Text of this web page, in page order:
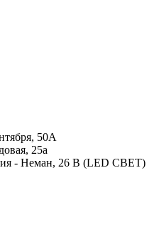
50А
25а
- Неман, 26 В (LED СВЕТ)